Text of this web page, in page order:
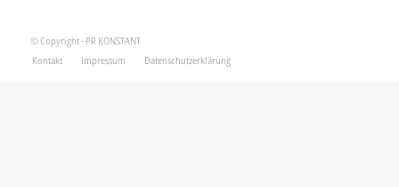
© Copyright - PR KONSTANT
Kontakt
Impressum Datenschutzerklärung